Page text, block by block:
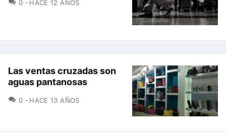
0 HACE 12 AÑOS
Las ventas cruzadas son
aguas pantanosas
0 COMENTARIOS
HACE 13 AÑOS